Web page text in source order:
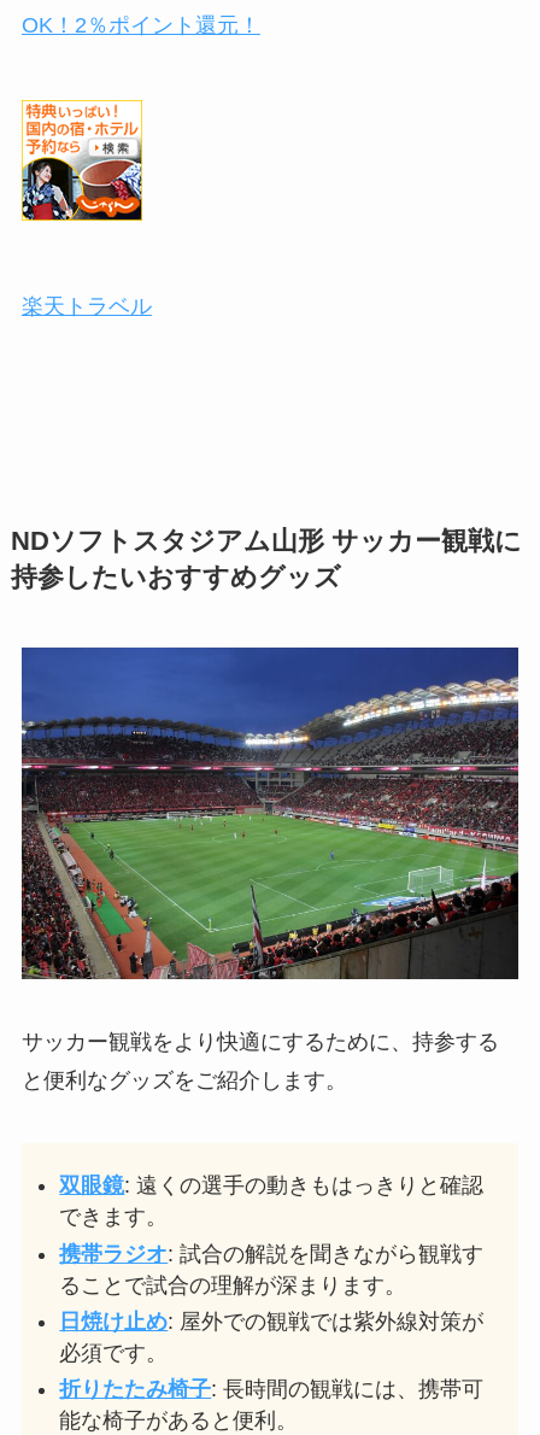
OK！2％ポイント還元！
楽天トラベル
NDソフトスタジアム山形サッカー観戦に
持参したいおすすめグッズ
サッカー観戦をより快適にするために、持参する
と便利なグッズをご紹介します。
双眼鏡: 遠くの選手の動きもはっきりと確認
できます。
携帯ラジオ: 試合の解説を聞きながら観戦す
ることで試合の理解が深まります。
日焼け止め: 屋外での観戦では紫外線対策が
必須です。
折りたたみ椅子: 長時間の観戦には、携帯可
能な椅子があると便利。